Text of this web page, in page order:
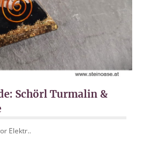
Schörl Turmalin &
Elektr..